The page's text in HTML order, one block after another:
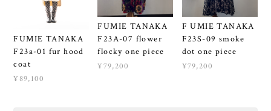
FUMIE TANAKA
F23a-01 fur hood
coat
¥89,100
FUMIE TANAKA
F23A-07 flower
flocky one piece
¥79,200
F UMIE TANAKA
F23S-09 smoke
dot one piece
¥79,200